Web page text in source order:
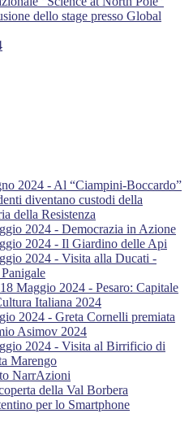
dello stage presso Global
2024 - Al “Ciampini-Boccardo”
diventano custodi della
della Resistenza
2024 - Democrazia in Azione
2024 - Il Giardino delle Api
2024 - Visita alla Ducati -
Maggio 2024 - Pesaro: Capitale
Italiana 2024
2024 - Greta Cornelli premiata
Asimov 2024
2024 - Visita al Birrificio di
Marengo
NarrAzioni
della Val Borbera
per lo Smartphone